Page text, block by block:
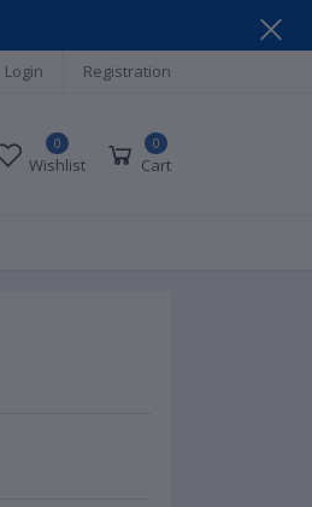
Login Registration
0
Wishlist
0
Cart